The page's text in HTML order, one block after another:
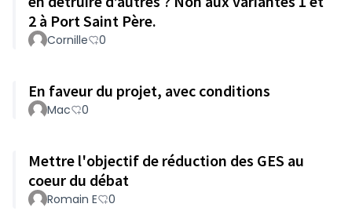
2 à Port Saint Père.
Cornille 0
En faveur du projet, avec conditions
Mac 0
Mettre l'objectif de réduction des GES au
coeur du débat
Romain E 0